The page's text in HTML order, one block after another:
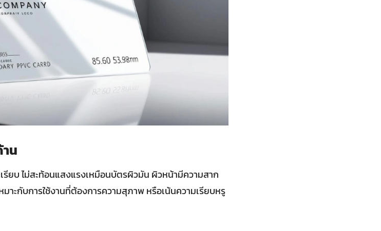
น
บ ไม่สะท้อนแสงแรงเหมือนบัตรผิวมัน ผิวหน้ามีความสาก
มาะกับการใช้งานที่ต้องการความสุภาพ หรือเน้นความเรียบหรู